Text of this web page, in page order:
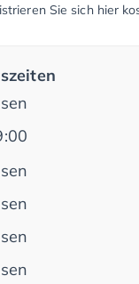
Sie sich hier